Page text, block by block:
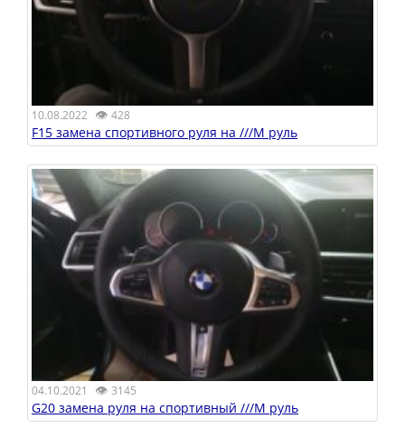
10.08.2022 👁 428
F15 замена спортивного руля на ///M руль
04.10.2021 👁 3145
G20 замена руля на спортивный ///M руль